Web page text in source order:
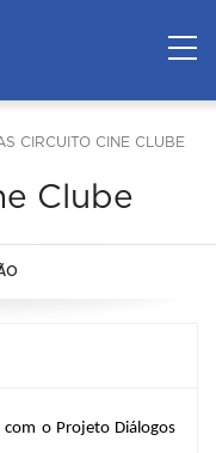
CIRCUITO CINE CLUBE
Clube
com o Projeto Diálogos